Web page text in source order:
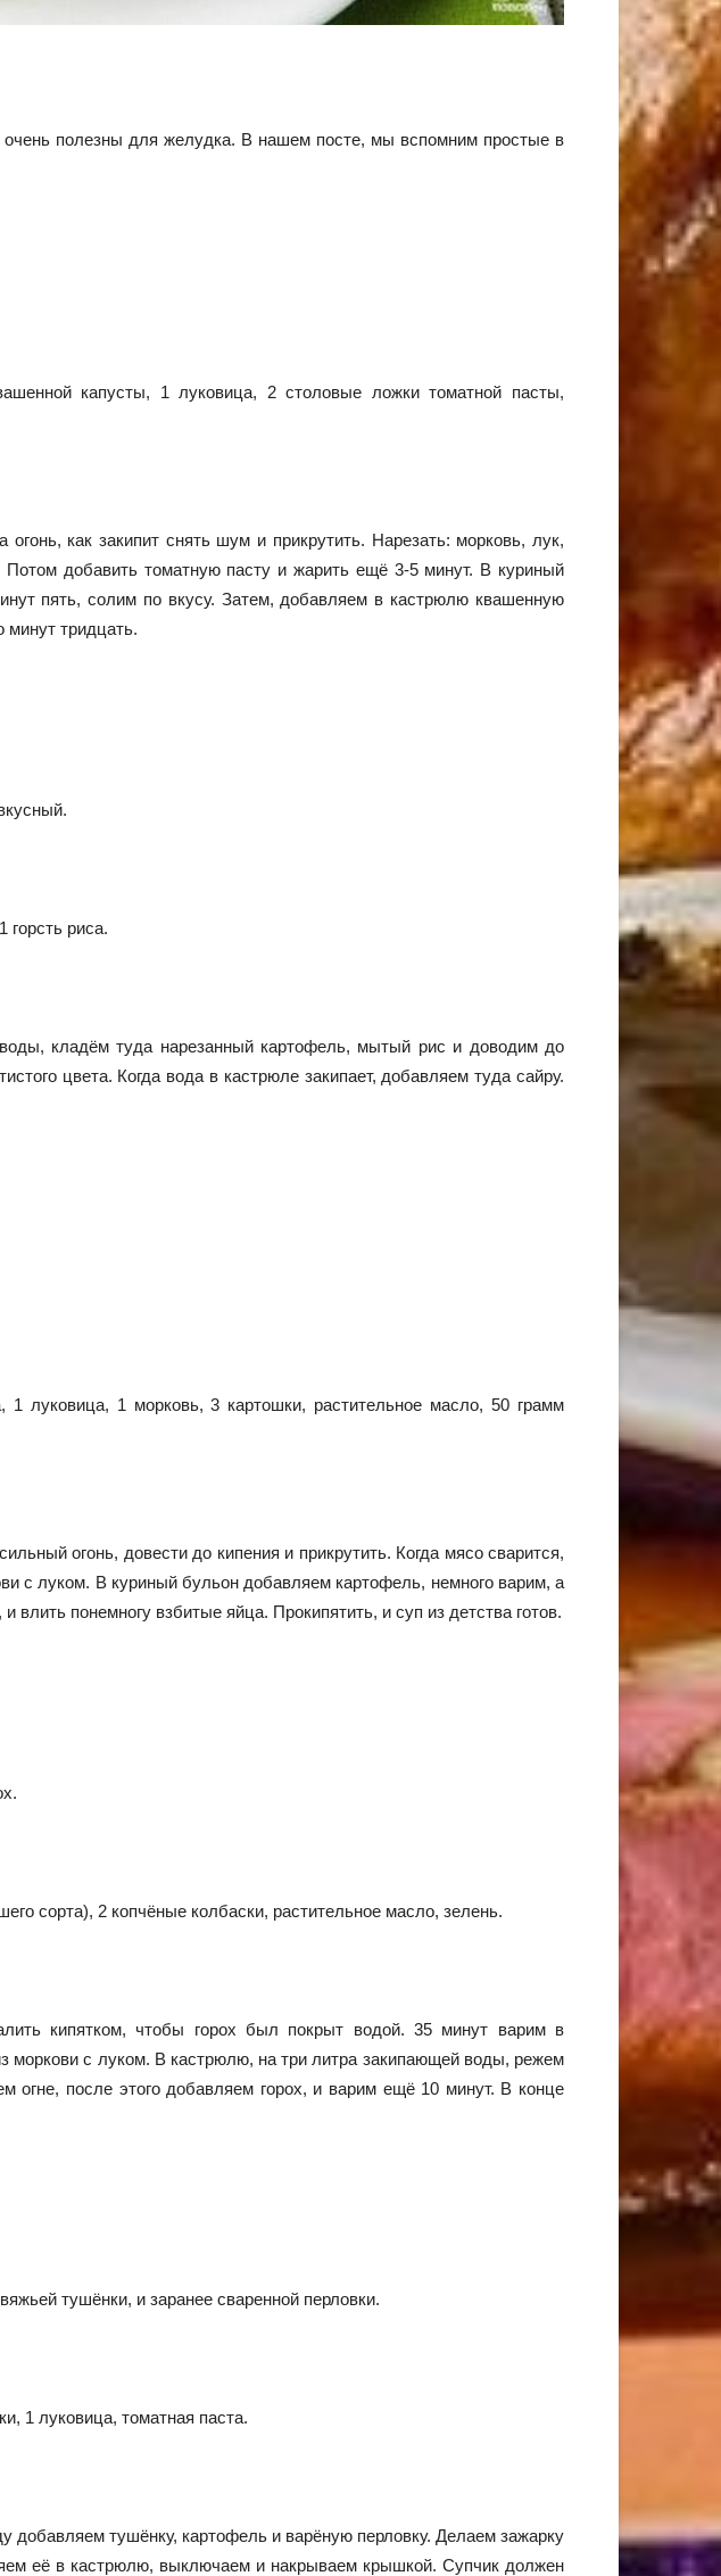
полезны для желудка. В нашем посте, мы вспомним простые в
капусты, 1 луковица, 2 столовые ложки томатной пасты,
как закипит снять шум и прикрутить. Нарезать: морковь, лук,
Потом добавить томатную пасту и жарить ещё 3-5 минут. В куриный
пять, солим по вкусу. Затем, добавляем в кастрюлю квашенную
тридцать.
горсть риса.
кладём туда нарезанный картофель, мытый рис и доводим до
цвета. Когда вода в кастрюле закипает, добавляем туда сайру.
луковица, 1 морковь, 3 картошки, растительное масло, 50 грамм
огонь, довести до кипения и прикрутить. Когда мясо сварится,
с луком. В куриный бульон добавляем картофель, немного варим, а
понемногу взбитые яйца. Прокипятить, и суп из детства готов.
сорта), 2 копчёные колбаски, растительное масло, зелень.
кипятком, чтобы горох был покрыт водой. 35 минут варим в
с луком. В кастрюлю, на три литра закипающей воды, режем
огне, после этого добавляем горох, и варим ещё 10 минут. В конце
тушёнки, и заранее сваренной перловки.
1 луковица, томатная паста.
тушёнку, картофель и варёную перловку. Делаем зажарку
её в кастрюлю, выключаем и накрываем крышкой. Супчик должен